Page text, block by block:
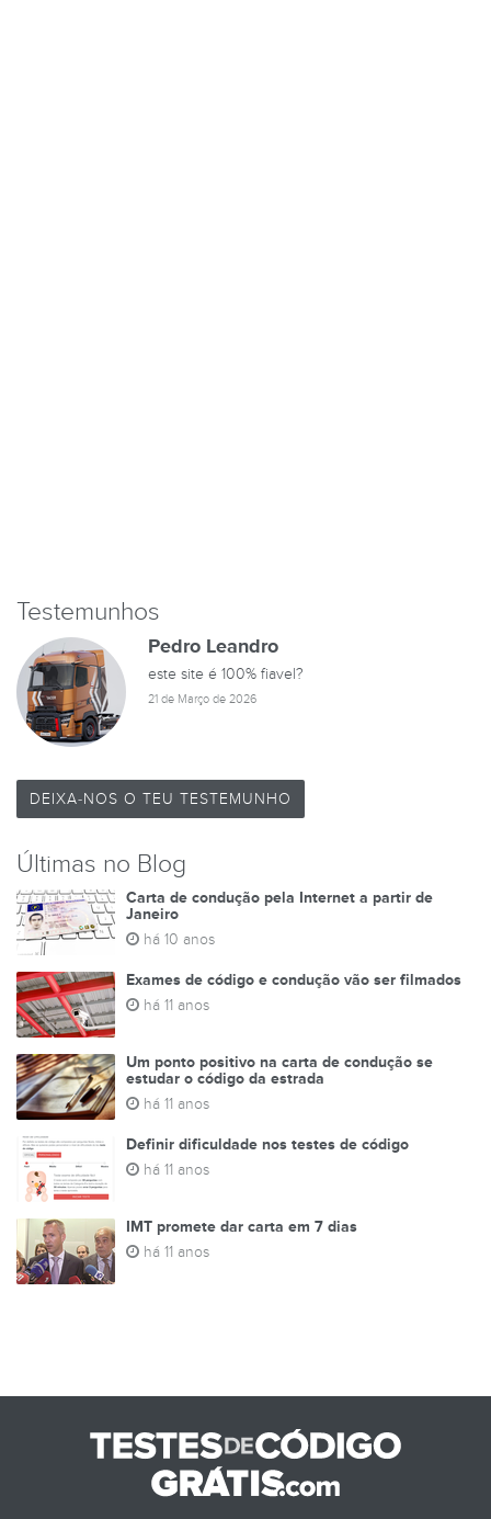
Testemunhos
Pedro Leandro
este site é 100% fiavel?
21 de Março de 2026
DEIXA-NOS O TEU TESTEMUNHO
Últimas no Blog
Carta de condução pela Internet a partir de
Janeiro
há 10 anos
Exames de código e condução vão ser filmados
há 11 anos
Um ponto positivo na carta de condução se
estudar o código da estrada
há 11 anos
Definir dificuldade nos testes de código
há 11 anos
IMT promete dar carta em 7 dias
há 11 anos